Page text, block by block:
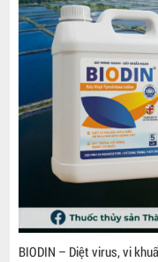
BIODIN – Diệt virus, vi